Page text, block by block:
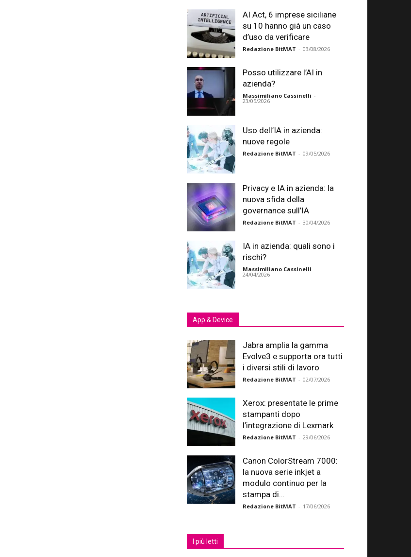
AI Act, 6 imprese siciliane
su 10 hanno già un caso
d’uso da verificare
Redazione BitMAT - 03/08/2026
Posso utilizzare l’AI in
azienda?
Massimiliano Cassinelli -
23/05/2026
Uso dell’IA in azienda:
nuove regole
Redazione BitMAT - 09/05/2026
Privacy e IA in azienda: la
nuova sfida della
governance sull’IA
Redazione BitMAT - 30/04/2026
IA in azienda: quali sono i
rischi?
Massimiliano Cassinelli -
24/04/2026
App & Device
Jabra amplia la gamma
Evolve3 e supporta ora tutti
i diversi stili di lavoro
Redazione BitMAT - 02/07/2026
Xerox: presentate le prime
stampanti dopo
l’integrazione di Lexmark
Redazione BitMAT - 29/06/2026
Canon ColorStream 7000:
la nuova serie inkjet a
modulo continuo per la
stampa di...
Redazione BitMAT - 17/06/2026
I più letti